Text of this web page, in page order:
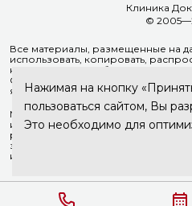
Клиника
©
Все материалы, размещенные на
использовать, копировать, распространять в
на иных ресурсах без
ООО «Доктор Сан». Указание ссылки на источник информации
является обязательным.
Материалы, размещенные на
информационный характер и не
рекомендациями. ООО «Доктор
за возможные негативные последствия,
использования информации,
Нажимая на кнопку
пользоваться сайтом, Вы
Это необходимо для